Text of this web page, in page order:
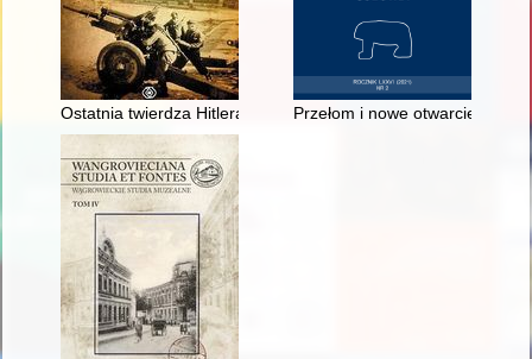
Ostatnia twierdza Hitlera : Breslau 1945Przełom i nowe otwarcie :